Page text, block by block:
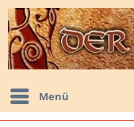
Menü